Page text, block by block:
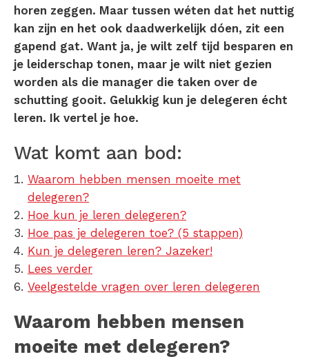
horen zeggen. Maar tussen wéten dat het nuttig
kan zijn en het ook daadwerkelijk dóen, zit een
gapend gat. Want ja, je wilt zelf tijd besparen en
je leiderschap tonen, maar je wilt niet gezien
worden als die manager die taken over de
schutting gooit. Gelukkig kun je delegeren écht
leren. Ik vertel je hoe.
Wat komt aan bod:
Waarom hebben mensen moeite met
delegeren?
Hoe kun je leren delegeren?
Hoe pas je delegeren toe? (5 stappen)
Kun je delegeren leren? Jazeker!
Lees verder
Veelgestelde vragen over leren delegeren
Waarom hebben mensen
moeite met delegeren?